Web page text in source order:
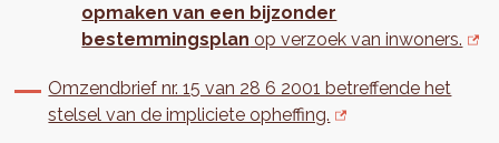
opmaken van een bijzonder
bestemmingsplan op verzoek van inwoners.
Omzendbrief nr. 15 van 28 6 2001 betreffende het
stelsel van de impliciete opheffing.